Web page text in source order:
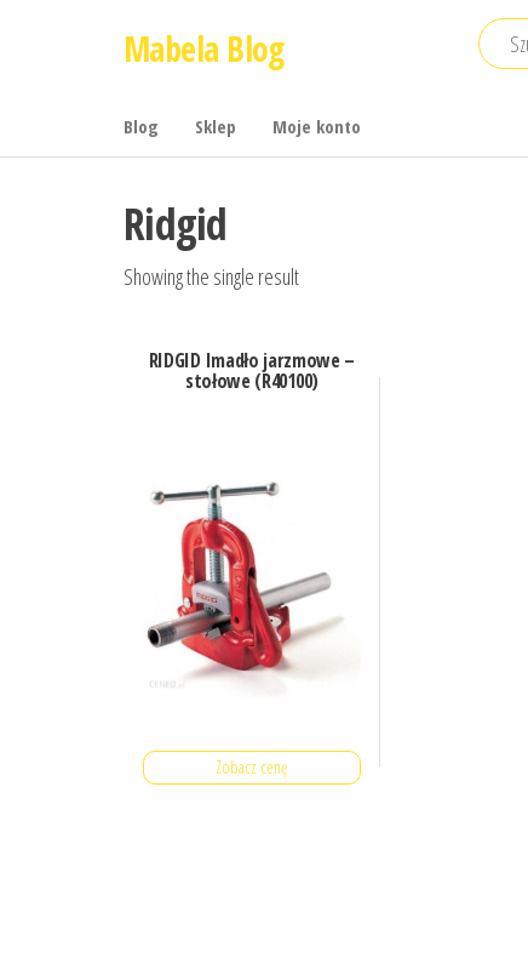
Mabela Blog
Blog Sklep Moje konto
Ridgid
Showing the single result
RIDGID Imadło jarzmowe –
stołowe (R40100)
Zobacz cenę